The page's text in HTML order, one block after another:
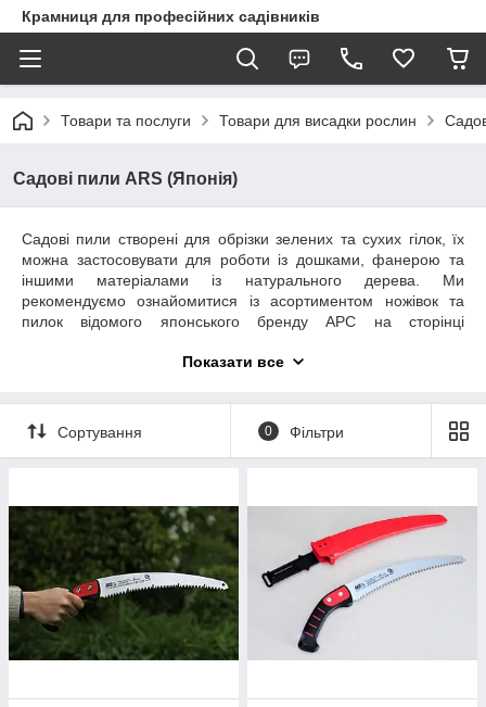
Крамниця для професійних садівників
Товари та послуги Товари для висадки рослин
Садові пили ARS (Японія)
Садові пили створені для обрізки зелених та сухих гілок, їх
можна застосовувати для роботи із дошками, фанерою та
іншими матеріалами із натурального дерева. Ми
рекомендуємо ознайомитися із асортиментом ножівок та
пилок відомого японського бренду АРС на сторінці
купити можуть садівники-любителі,
господарств, туристи та інші особи за доступною ціною у
Києві, Львові, Одесі, Ужгороді, інших містах України. Японські
садові пили ARS – це надійні, довговічні та високоякісні
Показати все
Сортування 0 Фільтри